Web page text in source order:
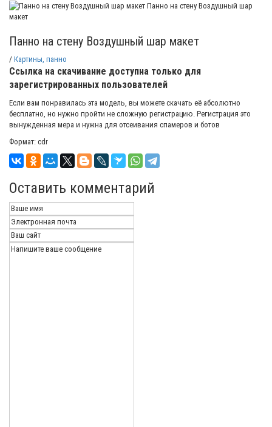
Панно на стену Воздушный шар
макет
Панно на стену Воздушный шар макет
/ Картины, панно
Ссылка на скачивание доступна только для
зарегистрированных пользователей
Если вам понравилась эта модель, вы можете скачать её абсолютно
бесплатно, но нужно пройти не сложную регистрацию. Регистрация это
вынужденная мера и нужна для отсеивания спамеров и ботов
Формат: cdr
Оставить комментарий